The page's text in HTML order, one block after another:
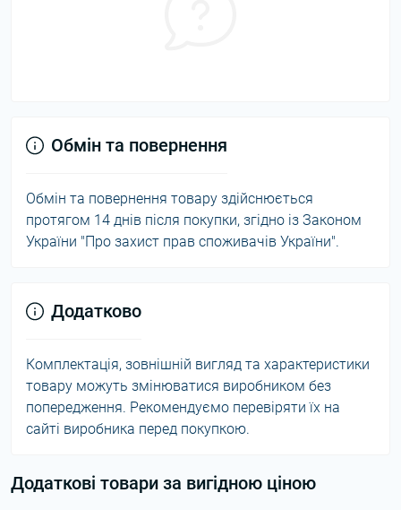
Обмін та повернення
Обмін та повернення товару здійснюється
протягом 14 днів після покупки, згідно із Законом
України "Про захист прав споживачів України".
Додатково
Комплектація, зовнішній вигляд та характеристики
товару можуть змінюватися виробником без
попередження. Рекомендуємо перевіряти їх на
сайті виробника перед покупкою.
Додаткові товари за вигідною ціною